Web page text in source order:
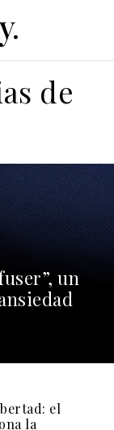
de
un
el
la